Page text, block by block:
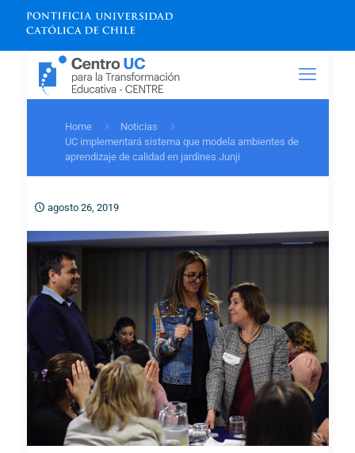
Home
Noticias
UC implementará sistema que modela ambientes de
aprendizaje de calidad en jardines Junji
agosto 26, 2019